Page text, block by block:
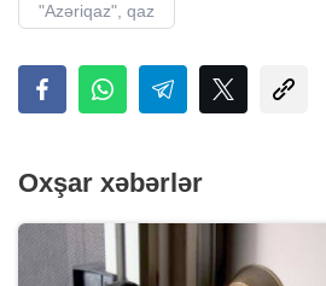
"Azəriqaz", qaz
Oxşar xəbərlər